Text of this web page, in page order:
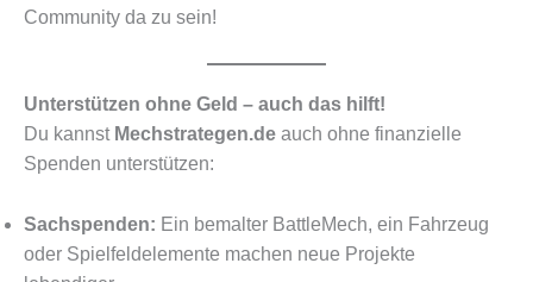
Community da zu sein!
Unterstützen ohne Geld – auch das hilft!
Du kannst Mechstrategen.de auch ohne finanzielle
Spenden unterstützen:
Sachspenden: Ein bemalter BattleMech, ein Fahrzeug
oder Spielfeldelemente machen neue Projekte